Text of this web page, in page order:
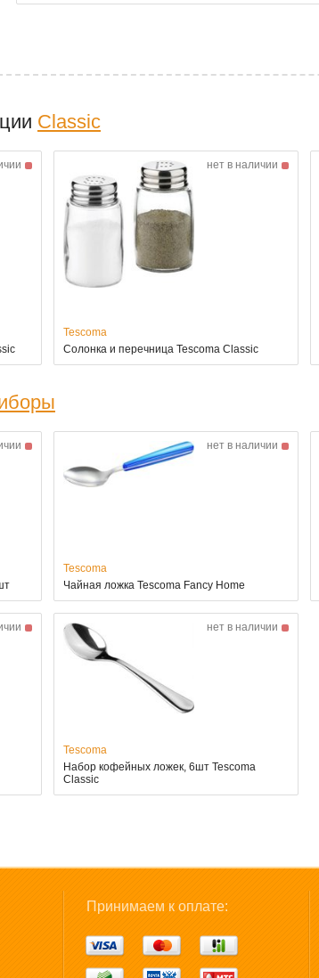
Classic
нет в наличии
Tescoma
Солонка и перечница Tescoma Classic
нет в наличии
Tescoma
Чайная ложка Tescoma Fancy Home
нет в наличии
Tescoma
Набор кофейных ложек, 6шт Tescoma
Classic
Принимаем к оплате: